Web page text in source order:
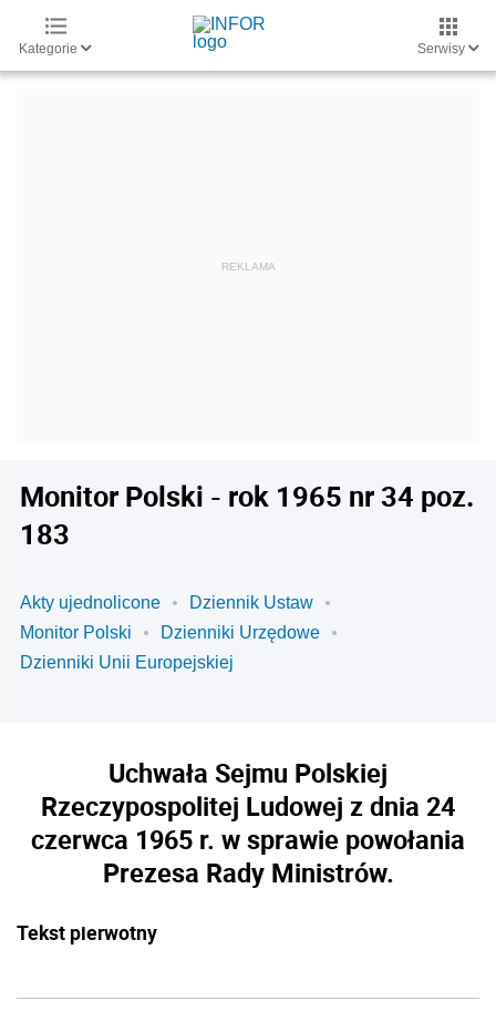
Kategorie Serwisy
Monitor Polski - rok 1965 nr 34 poz.
183
Akty ujednolicone
Dziennik Ustaw
Monitor Polski
Dzienniki Urzędowe
Dzienniki Unii Europejskiej
Uchwała Sejmu Polskiej
Rzeczypospolitej Ludowej z dnia 24
czerwca 1965 r. w sprawie powołania
Prezesa Rady Ministrów.
Tekst pierwotny